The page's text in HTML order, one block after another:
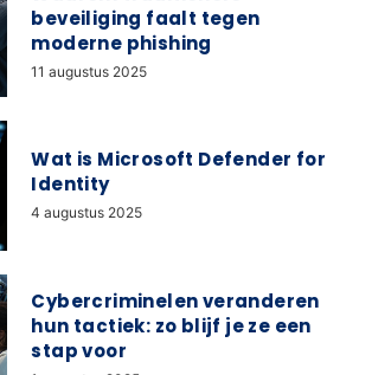
beveiliging faalt tegen
moderne phishing
11 augustus 2025
Wat is Microsoft Defender for
Identity
4 augustus 2025
Cybercriminelen veranderen
hun tactiek: zo blijf je ze een
stap voor